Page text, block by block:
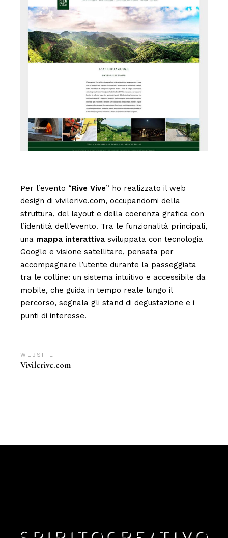
Per l’evento “Rive Vive” ho realizzato il web
design divivilerive.com, occupandomi della
struttura, del layout e della coerenza grafica con
l’identità dell’evento. Tra le funzionalità principali,
una mappa interattiva sviluppata con tecnologia
Google e visione satellitare, pensata per
accompagnare l’utente durante la passeggiata
tra le colline: un sistema intuitivo e accessibile da
mobile, che guida in tempo reale lungo il
percorso, segnala gli stand di degustazione e i
punti di interesse.
WEBSITE:
Vivilerive.com